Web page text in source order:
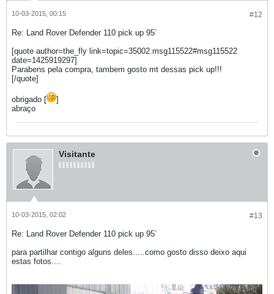
#12
10-03-2015, 00:15
Re: Land Rover Defender 110 pick up 95´
[quote author=the_fly link=topic=35002.msg115522#msg115522
date=1425919297]
Parabens pela compra, tambem gosto mt dessas pick up!!!
[/quote]
obrigado [
]
abraço
Visitante
#13
10-03-2015, 02:02
Re: Land Rover Defender 110 pick up 95´
para partilhar contigo alguns deles.....como gosto disso deixo aqui
estas fotos....